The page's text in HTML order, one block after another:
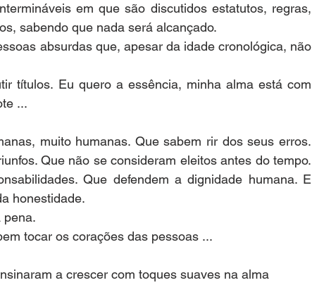
​​em que são discutidos estatutos, regras,
sabendo que nada será alcançado.
absurdas que, apesar da idade cronológica, não
títulos. Eu quero a essência, minha alma está com
...
muito humanas. Que sabem rir dos seus erros.
Que não se consideram eleitos antes do tempo.
Que defendem a dignidade humana. E
honestidade.
pena.
tocar os corações das pessoas ...
a crescer com toques suaves na alma